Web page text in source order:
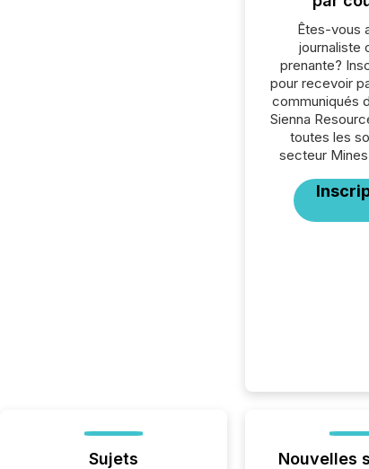
Êtes-vous
journaliste
prenante?
pour recevoir
communiqués
Sienna
toutes les
secteur
Sujets Nouvelles